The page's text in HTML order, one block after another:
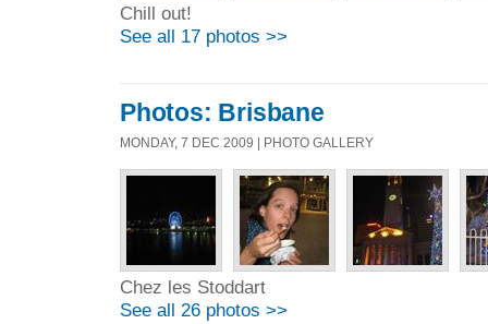
Chill out!
See all 17 photos >>
Photos: Brisbane
MONDAY, 7 DEC 2009 | PHOTO GALLERY
Chez les Stoddart
See all 26 photos >>